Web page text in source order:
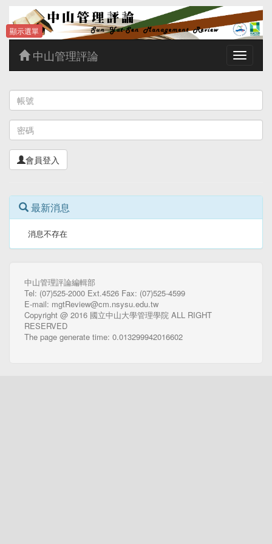
Toggle
中山管理評論
會員登入
顯示選單
最新消息
消息不存在
中山管理評論編輯部
Tel: (07)525-2000 Ext.4526 Fax: (07)525-4599
E-mail: mgtReview@cm.nsysu.edu.tw
Copyright @ 2016 國立中山大學管理學院 ALL RIGHT
RESERVED
The page generate time: 0.013299942016602